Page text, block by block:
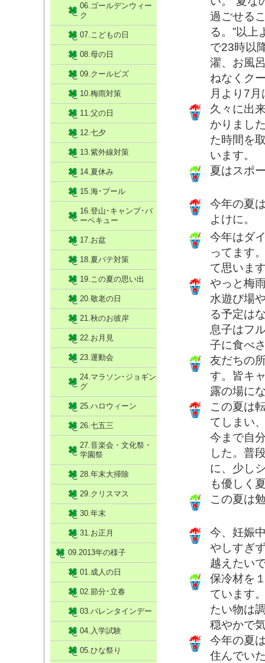
過ごせる
る。”以上
で23時以
濯、お風
ねなくク
月より7
久々に出
かりまし
た時間を
います。
夏はスポ
今年の夏
よけに。
今年はダ
ってます
て思いま
やっと梅
水遊び場
る予定は
息子はフ
子に食べ
友だちの
す。皆キ
露の場に
この夏は
てしまい
今まで自
した。普
に、少し
も優しく
この夏は
今、妊娠
やしすぎ
越えたい
保冷材を
ています
たい物は
穏やかで
今年の夏
住んでい
06.ゴールデンウィー
ク
07.こどもの日
08.母の日
09.クールビズ
10.梅雨対策
11.父の日
12.七夕
13.紫外線対策
14.夏休み
15.海･プール
16.登山･キャンプ･バ
ーベキュー
17.お盆
18.夏バテ対策
19.この夏の思い出
20.敬老の日
21.秋のお彼岸
22.お月見
23.運動会
24.マラソン･ジョギン
グ
25.ハロウィーン
26.七五三
27.音楽会・文化祭・
学園祭
28.年末大掃除
29.クリスマス
30.年末
31.お正月
09.2013年の様子
01.成人の日
02.節分･立春
03.バレンタインデー
04.入学試験
05.ひな祭り